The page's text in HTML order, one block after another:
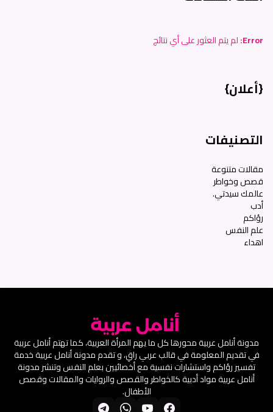
Error: لم يتم العثور على أي نتائج
{أعلان}
التصنيفات
مقالات متنوعة
قصص وخواطر
عالمك سيدتي.
أدب
رؤاكم
علم النفس
اهداء
مدونة أنامل عربية محورها كل ما يهم المرأة العربية، كما تهتم أنامل عربية
في تقديم المعلومة في قالب عربي راقِ، و تقدم مدونة أنامل عربية خدمة
تفسير رؤاكم واستشارات نفسية مع أخصائيين بعلم النفس وتنشر مدونة
أنامل عربية مواد أدبية كالخواطر والقصص والروايات والمقالات وقصص
الأطفال.